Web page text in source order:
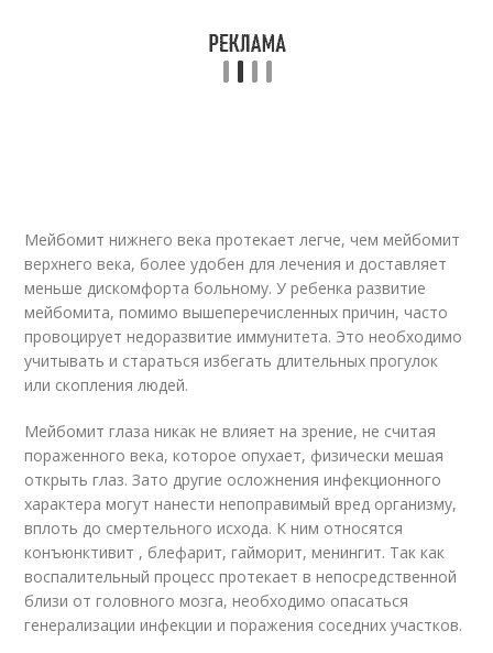
Мейбомит нижнего века протекает легче, чем мейбомит
верхнего века, более удобен для лечения и доставляет
меньше дискомфорта больному. У ребенка развитие
мейбомита, помимо вышеперечисленных причин, часто
провоцирует недоразвитие иммунитета. Это необходимо
учитывать и стараться избегать длительных прогулок
или скопления людей.
Мейбомит глаза никак не влияет на зрение, не считая
пораженного века, которое опухает, физически мешая
открыть глаз. Зато другие осложнения инфекционного
характера могут нанести непоправимый вред организму,
вплоть до смертельного исхода. К ним относятся
конъюнктивит , блефарит, гайморит, менингит. Так как
воспалительный процесс протекает в непосредственной
близи от головного мозга, необходимо опасаться
генерализации инфекции и поражения соседних участков.